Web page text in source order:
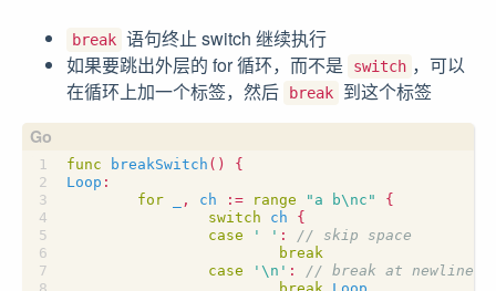
break 语句终止 switch 继续执行
如果要跳出外层的 for 循环，而不是
switch ，可以
在循环上加一个标签，然后
break 到这个标签
func breakSwitch ()
{
Loop :
for
, ch := range "a b\nc"
{
switch
ch
{
case
' ' :
break
case
'\n' :